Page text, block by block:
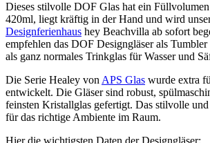
Dieses stilvolle DOF Glas hat ein
420ml, liegt kräftig in der Hand und wird
Designferienhaus hey Beachvilla ab sofort
empfehlen das DOF Designgläser als
als ganz normales Trinkglas für Wasser und
Die Serie Healey von APS Glas wurde extra
entwickelt. Die Gläser sind robust,
feinsten Kristallglas gefertigt. Das stilvolle
für das richtige Ambiente im Raum.
Hier die wichtigsten Daten der Designgläser: